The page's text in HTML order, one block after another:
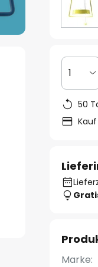
1
50
Marke: